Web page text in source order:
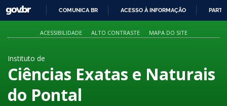
PARA
O
GOVBR
COMUNICA BR ACESSO À INFORMAÇÃO
ACESSIBILIDADE ALTO CONTRASTE MAPA DO SITE
Instituto de
Ciências Exatas e Naturais
do Pontal